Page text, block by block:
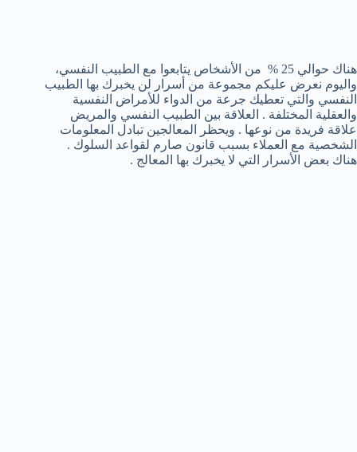
هناك حوالي 25 % من الأشخاص يتابعوا مع الطبيب النفسي،
واليوم نعرض عليكم مجموعة من أسرار لن يخبرك بها الطبيب
النفسي والتي تعطيك جرعة من الدواء للأمراض النفسية
والعقلية المختلفة . العلاقة بين الطبيب النفسي والمريض
علاقة فريدة من نوعها . ويحظر المعالجين تبادل المعلومات
الشخصية مع العملاء بسبب قانون صارم لقواعد السلوك .
هناك بعض الأسرار التي لا يخبرك بها المعالج .